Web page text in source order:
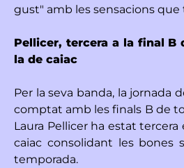
gust" amb les sensacions que
Pellicer, tercera a la final B
la de caiac
Per la seva banda, la jornada
comptat amb les finals B de
Laura Pellicer ha estat
caiac consolidant les bones
temporada.